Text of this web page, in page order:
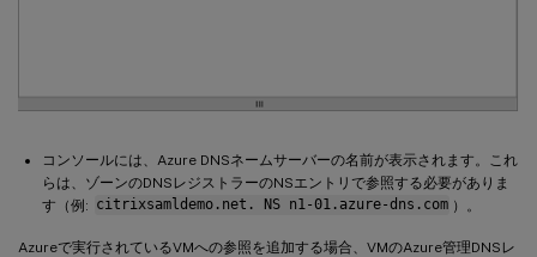
コンソールには、Azure DNSネームサーバーの名前が表示されます。これ
らは、ゾーンのDNSレジストラーのNSエントリで参照する必要がありま
す（例: citrixsamldemo.net. NS n1-01.azure-dns.com ）。
Azureで実行されているVMへの参照を追加する場合、VMのAzure管理DNSレ